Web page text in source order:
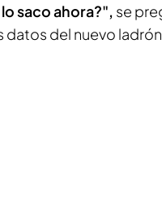
saco ahora?", se
datos del nuevo